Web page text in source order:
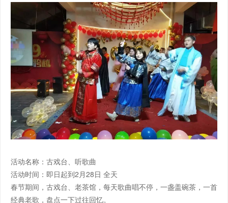
活动名称：古戏台、听歌曲
活动时间：即日起到2月28日 全天
春节期间，古戏台、老茶馆，每天歌曲唱不停，一盏盖碗茶，一首
经典老歌，盘点一下过往回忆。